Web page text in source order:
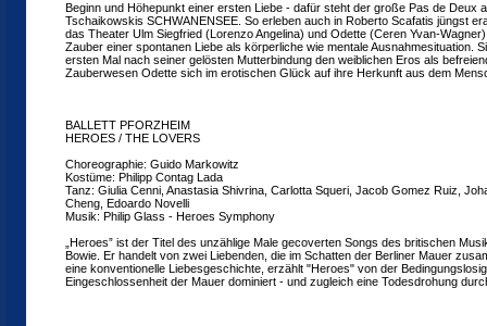
Beginn und Höhepunkt einer ersten Liebe - dafür steht der große Pas de Deux
Tschaikowskis SCHWANENSEE. So erleben auch in Roberto Scafatis jüngst
das Theater Ulm Siegfried (Lorenzo Angelina) und Odette (Ceren Yvan-
Zauber einer spontanen Liebe als körperliche wie mentale Ausnahmesituation.
ersten Mal nach seiner gelösten Mutterbindung den weiblichen Eros als
Zauberwesen Odette sich im erotischen Glück auf ihre Herkunft aus dem
BALLETT PFORZHEIM
HEROES / THE LOVERS
Choreographie: Guido Markowitz
Kostüme: Philipp Contag Lada
Tanz: Giulia Cenni, Anastasia Shivrina, Carlotta Squeri, Jacob Gomez Ruiz,
Cheng, Edoardo Novelli
Musik: Philip Glass - Heroes Symphony
„Heroes” ist der Titel des unzählige Male gecoverten Songs des britischen
Bowie. Er handelt von zwei Liebenden, die im Schatten der Berliner Mauer
eine konventionelle Liebesgeschichte, erzählt "Heroes" von der
Eingeschlossenheit der Mauer dominiert - und zugleich eine Todesdrohung